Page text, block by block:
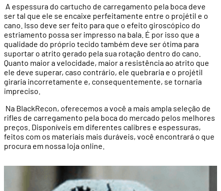
A espessura do cartucho de carregamento pela boca deve
ser tal que ele se encaixe perfeitamente entre o projétil e o
cano. Isso deve ser feito para que o efeito giroscópico do
estriamento possa ser impresso na bala. É por isso que a
qualidade do próprio tecido também deve ser ótima para
suportar o atrito gerado pela sua rotação dentro do cano.
Quanto maior a velocidade, maior a resistência ao atrito que
ele deve superar, caso contrário, ele quebraria e o projétil
giraria incorretamente e, consequentemente, se tornaria
impreciso.
Na BlackRecon, oferecemos a você a mais ampla seleção de
rifles de carregamento pela boca do mercado pelos melhores
preços. Disponíveis em diferentes calibres e espessuras,
feitos com os materiais mais duráveis, você encontrará o que
procura em nossa loja online.